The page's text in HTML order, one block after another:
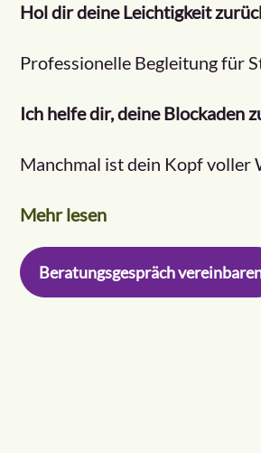
Hol dir deine Leichtigkeit
Professionelle Begleitung für
Ich helfe dir, deine Blockaden
Manchmal ist dein Kopf voller
Mehr lesen
Beratungsgespräch